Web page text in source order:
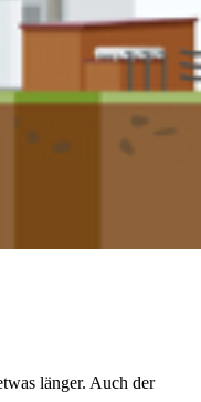
länger. Auch der